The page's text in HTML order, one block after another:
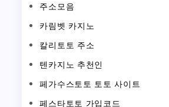
주소모음
카림벳 카지노
칼리토토 주소
텐카지노 추천인
페가수스토토 토토 사이트
페스타토토 가입코드